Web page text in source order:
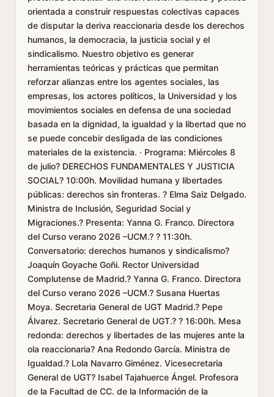
orientada a construir respuestas colectivas capaces
de disputar la deriva reaccionaria desde los derechos
humanos, la democracia, la justicia social y el
sindicalismo. Nuestro objetivo es generar
herramientas teóricas y prácticas que permitan
reforzar alianzas entre los agentes sociales, las
empresas, los actores políticos, la Universidad y los
movimientos sociales en defensa de una sociedad
basada en la dignidad, la igualdad y la libertad que no
se puede concebir desligada de las condiciones
materiales de la existencia. · Programa: Miércoles 8
de julio? DERECHOS FUNDAMENTALES Y JUSTICIA
SOCIAL? 10:00h. Movilidad humana y libertades
públicas: derechos sin fronteras. ? Elma Saiz Delgado.
Ministra de Inclusión, Seguridad Social y
Migraciones.? Presenta: Yanna G. Franco. Directora
del Curso verano 2026 –UCM.? ? 11:30h.
Conversatorio: derechos humanos y sindicalismo?
Joaquín Goyache Goñi. Rector Universidad
Complutense de Madrid.? Yanna G. Franco. Directora
del Curso verano 2026 –UCM.? Susana Huertas
Moya. Secretaria General de UGT Madrid.? Pepe
Álvarez. Secretario General de UGT.? ? 16:00h. Mesa
redonda: derechos y libertades de las mujeres ante la
ola reaccionaria? Ana Redondo García. Ministra de
Igualdad.? Lola Navarro Giménez. Vicesecretaria
General de UGT? Isabel Tajahuerce Ángel. Profesora
de la Facultad de CC. de la Información de la